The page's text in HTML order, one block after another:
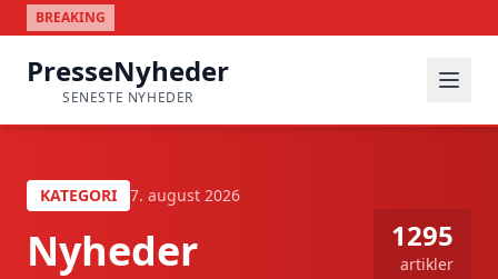
BREAKING
PresseNyheder
SENESTE NYHEDER
KATEGORI 7. august 2026
Nyheder 1295
artikler